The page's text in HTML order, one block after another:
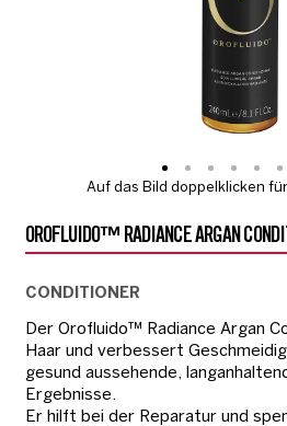
Auf das Bild doppelklicken
OROFLUIDO™ RADIANCE ARGAN
CONDITIONER
Der Orofluido™ Radiance Argan
Haar und verbessert
gesund aussehende,
Ergebnisse.
Er hilft bei der Reparatur und